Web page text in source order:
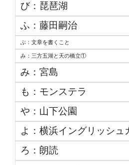
び：琵琶湖
ふ：藤田嗣治
ぶ：文章を書くこと
み：三方五湖と天の橋立①
み：宮島
も：モンステラ
や：山下公園
よ：横浜イングリッシュ
ろ：朗読